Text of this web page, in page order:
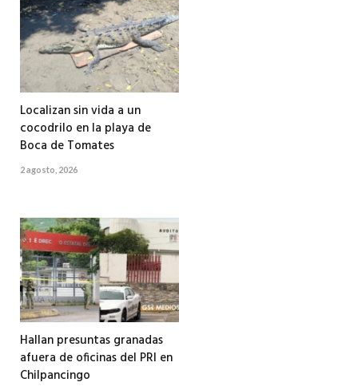
Localizan sin vida a un
cocodrilo en la playa de
Boca de Tomates
2 agosto, 2026
Hallan presuntas granadas
afuera de oficinas del PRI en
Chilpancingo